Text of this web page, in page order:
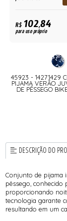
R$102,84
para uso próprio
45923 - 14271429
PIJAMA VERÃO
DE PÊSSEGO
DESCRIÇÃO DO
Conjunto de pijama
pêssego, conhecido
proporcionando
tecnologia garante
resultando em um